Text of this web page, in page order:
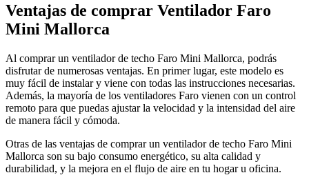
Ventajas de comprar Ventilador Faro
Mini Mallorca
Al comprar un ventilador de techo Faro Mini Mallorca, podrás
disfrutar de numerosas ventajas. En primer lugar, este modelo es
muy fácil de instalar y viene con todas las instrucciones necesarias.
Además, la mayoría de los ventiladores Faro vienen con un control
remoto para que puedas ajustar la velocidad y la intensidad del aire
de manera fácil y cómoda.
Otras de las ventajas de comprar un ventilador de techo Faro Mini
Mallorca son su bajo consumo energético, su alta calidad y
durabilidad, y la mejora en el flujo de aire en tu hogar u oficina.